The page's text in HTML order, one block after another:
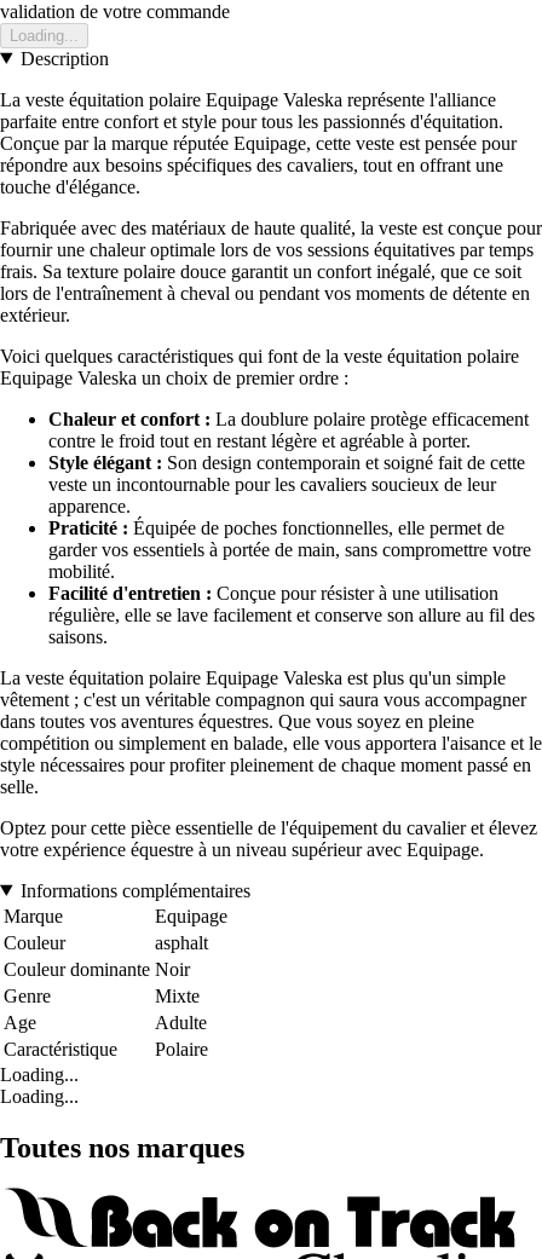
validation de votre commande
Loading...
Description
La veste équitation polaire Equipage Valeska représente l'alliance
parfaite entre confort et style pour tous les passionnés d'équitation.
Conçue par la marque réputée Equipage, cette veste est pensée pour
répondre aux besoins spécifiques des cavaliers, tout en offrant une
touche d'élégance.
Fabriquée avec des matériaux de haute qualité, la veste est conçue pour
fournir une chaleur optimale lors de vos sessions équitatives par temps
frais. Sa texture polaire douce garantit un confort inégalé, que ce soit
lors de l'entraînement à cheval ou pendant vos moments de détente en
extérieur.
Voici quelques caractéristiques qui font de la veste équitation polaire
Equipage Valeska un choix de premier ordre :
Chaleur et confort : La doublure polaire protège efficacement
contre le froid tout en restant légère et agréable à porter.
Style élégant : Son design contemporain et soigné fait de cette
veste un incontournable pour les cavaliers soucieux de leur
apparence.
Praticité : Équipée de poches fonctionnelles, elle permet de
garder vos essentiels à portée de main, sans compromettre votre
mobilité.
Facilité d'entretien : Conçue pour résister à une utilisation
régulière, elle se lave facilement et conserve son allure au fil des
saisons.
La veste équitation polaire Equipage Valeska est plus qu'un simple
vêtement ; c'est un véritable compagnon qui saura vous accompagner
dans toutes vos aventures équestres. Que vous soyez en pleine
compétition ou simplement en balade, elle vous apportera l'aisance et le
style nécessaires pour profiter pleinement de chaque moment passé en
selle.
Optez pour cette pièce essentielle de l'équipement du cavalier et élevez
votre expérience équestre à un niveau supérieur avec Equipage.
Informations complémentaires
Marque
Equipage
Couleur
asphalt
Couleur dominante Noir
Genre
Mixte
Age
Adulte
Caractéristique
Polaire
Loading...
Loading...
Toutes nos marques